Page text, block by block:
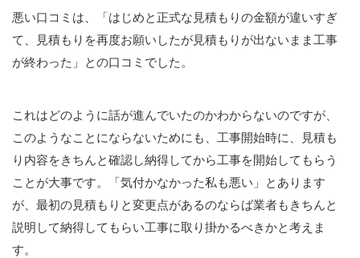
悪い口コミは、「はじめと正式な見積もりの金額が違いすぎ
て、見積もりを再度お願いしたが見積もりが出ないまま工事
が終わった」との口コミでした。
これはどのように話が進んでいたのかわからないのですが、
このようなことにならないためにも、工事開始時に、見積も
り内容をきちんと確認し納得してから工事を開始してもらう
ことが大事です。「気付かなかった私も悪い」とあります
が、最初の見積もりと変更点があるのならば業者もきちんと
説明して納得してもらい工事に取り掛かるべきかと考えま
す。